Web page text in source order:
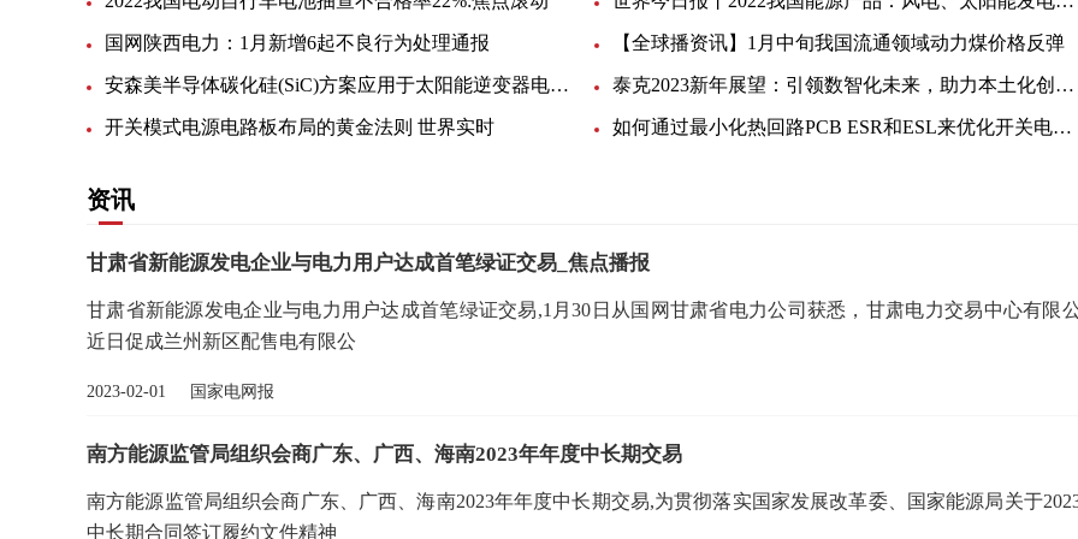
国网陕西电力：1月新增6起不良行为处理通报 【全球播资讯】1月中旬我国流通领域动力煤价格反弹
安森美半导体碳化硅(SiC)方案应用于太阳能逆变器电源及电动汽车充电桩等 世界实时 泰克2023新年展望：引领数智化未来，助力本土化创新加速腾飞_全球焦点
开关模式电源电路板布局的黄金法则 世界实时 如何通过最小化热回路PCB ESR和ESL来优化开关电源布局 新要闻
资讯
甘肃省新能源发电企业与电力用户达成首笔绿证交易_焦点播报
甘肃省新能源发电企业与电力用户达成首笔绿证交易,1月30日从国网甘肃省电力公司获悉，甘肃电力交易中心有限
近日促成兰州新区配售电有限公
2023-02-01 国家电网报
南方能源监管局组织会商广东、广西、海南2023年年度中长期交易
南方能源监管局组织会商广东、广西、海南2023年年度中长期交易,为贯彻落实国家发展改革委、国家能源局关于
中长期合同签订履约文件精神